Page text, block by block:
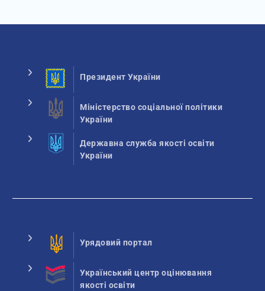
Президент України
Міністерство соціальної політики
України
Державна служба якості освіти
України
Урядовий портал
Український центр оцінювання
якості освіти